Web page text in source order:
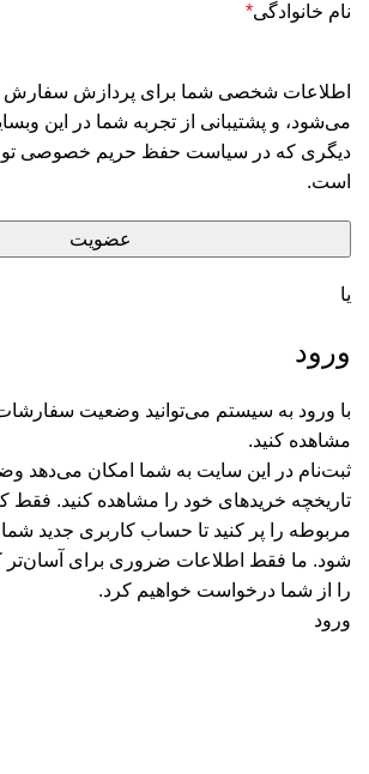
نام خانوادگی*
اطلاعات شخصی شما برای پردازش سفارش
می‌شود، و پشتیبانی از تجربه شما در این
دیگری که در سیاست حفظ حریم خصوصی
است.
عضویت
یا
ورود
با ورود به سیستم می‌توانید وضعیت سفارشات
مشاهده کنید.
ثبت‌نام در این سایت به شما امکان می‌دهد
تاریخچه خریدهای خود را مشاهده کنید. فقط
مربوطه را پر کنید تا حساب کاربری جدید
شود. ما فقط اطلاعات ضروری برای آسان‌تر
را از شما درخواست خواهیم کرد.
ورود